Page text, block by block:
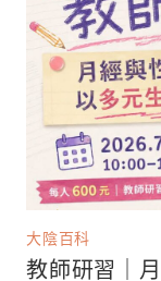
大陰百科
教師研習｜